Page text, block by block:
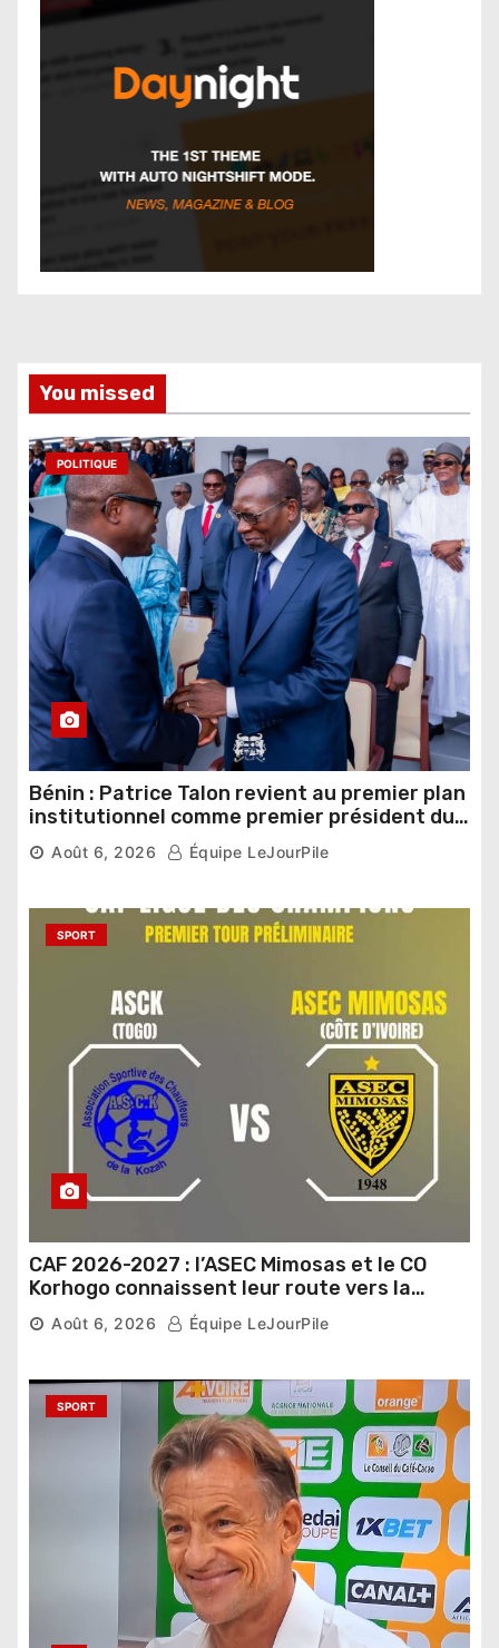
You missed
POLITIQUE
Bénin : Patrice Talon revient au premier plan
institutionnel comme premier président du
Sénat
Août 6, 2026 Équipe LeJourPile
SPORT
CAF 2026-2027 : l’ASEC Mimosas et le CO
Korhogo connaissent leur route vers la
phase de groupes
Août 6, 2026 Équipe LeJourPile
SPORT